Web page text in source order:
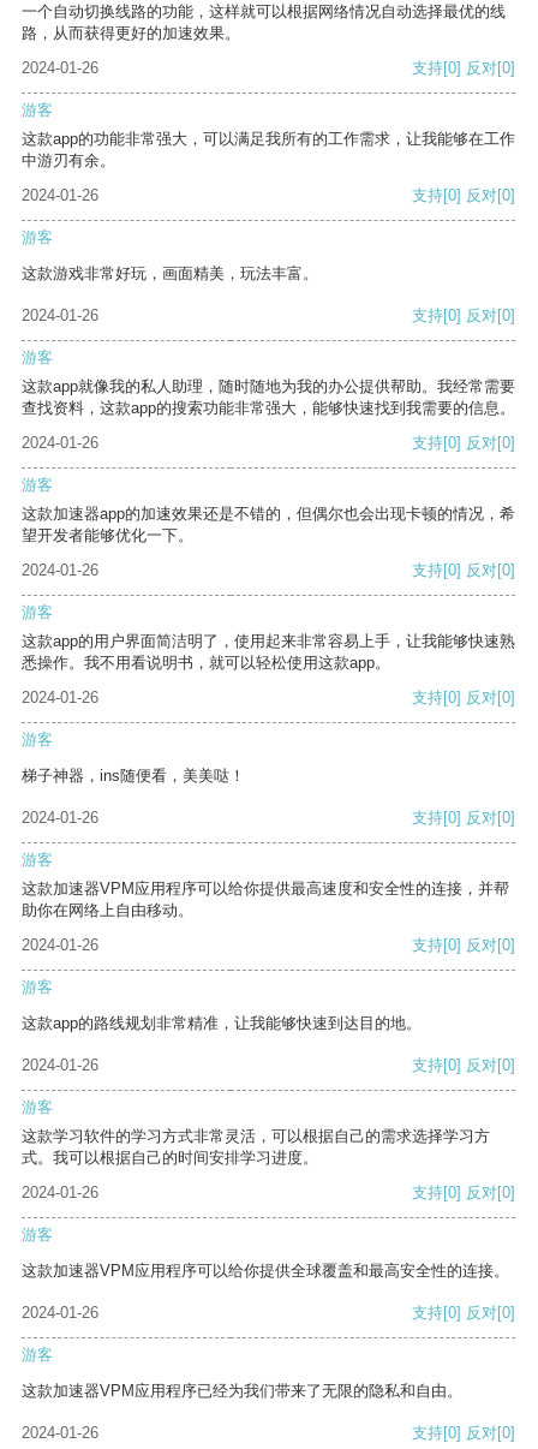
一个自动切换线路的功能，这样就可以根据网络情况自动选择最优的线
路，从而获得更好的加速效果。
2024-01-26
支持[0] 反对[0]
游客
这款app的功能非常强大，可以满足我所有的工作需求，让我能够在工作
中游刃有余。
2024-01-26
支持[0] 反对[0]
游客
这款游戏非常好玩，画面精美，玩法丰富。
2024-01-26 支持[0] 反对[0]
游客
这款app就像我的私人助理，随时随地为我的办公提供帮助。我经常需要
查找资料，这款app的搜索功能非常强大，能够快速找到我需要的信息。
2024-01-26
支持[0] 反对[0]
游客
这款加速器app的加速效果还是不错的，但偶尔也会出现卡顿的情况，希
望开发者能够优化一下。
2024-01-26
支持[0] 反对[0]
游客
这款app的用户界面简洁明了，使用起来非常容易上手，让我能够快速熟
悉操作。我不用看说明书，就可以轻松使用这款app。
2024-01-26
支持[0] 反对[0]
游客
梯子神器，ins随便看，美美哒！
2024-01-26 支持[0] 反对[0]
游客
这款加速器VPM应用程序可以给你提供最高速度和安全性的连接，并帮
助你在网络上自由移动。
2024-01-26
支持[0] 反对[0]
游客
这款app的路线规划非常精准，让我能够快速到达目的地。
2024-01-26 支持[0] 反对[0]
游客
这款学习软件的学习方式非常灵活，可以根据自己的需求选择学习方
式。我可以根据自己的时间安排学习进度。
2024-01-26
支持[0] 反对[0]
游客
这款加速器VPM应用程序可以给你提供全球覆盖和最高安全性的连接。
2024-01-26 支持[0] 反对[0]
游客
这款加速器VPM应用程序已经为我们带来了无限的隐私和自由。
2024-01-26 支持[0] 反对[0]